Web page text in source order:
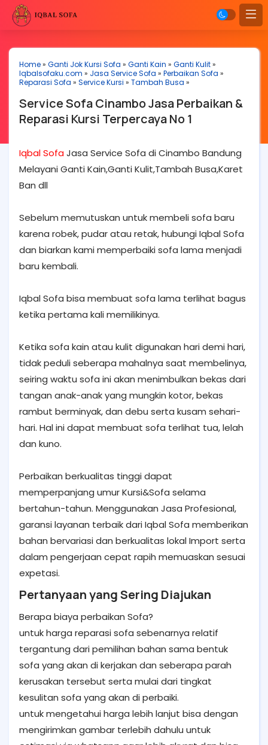
Home» Ganti Jok Kursi Sofa » Ganti Kain » Ganti Kulit»
Iqbalsofaku.com » Jasa Service Sofa » Perbaikan Sofa »
Reparasi Sofa » Service Kursi » Tambah Busa »
Service Sofa Cinambo Jasa Perbaikan &
Reparasi Kursi Terpercaya No 1
Iqbal SofaJasa Service Sofa di Cinambo Bandung
Melayani Ganti Kain,Ganti Kulit,Tambah Busa,Karet
Ban dll
Sebelum memutuskan untuk membeli sofa baru
karena robek, pudar atau retak, hubungi Iqbal Sofa
dan biarkan kami memperbaiki sofa lama menjadi
baru kembali.
Iqbal Sofa bisa membuat sofa lama terlihat bagus
ketika pertama kali memilikinya.
Ketika sofa kain atau kulit digunakan hari demi hari,
tidak peduli seberapa mahalnya saat membelinya,
seiring waktu sofa ini akan menimbulkan bekas dari
tangan anak-anak yang mungkin kotor, bekas
rambut berminyak, dan debu serta kusam sehari-
hari. Hal ini dapat membuat sofa terlihat tua, lelah
dan kuno.
Perbaikan berkualitas tinggi dapat
memperpanjang umur Kursi&Sofa selama
bertahun-tahun. Menggunakan Jasa Profesional,
garansi layanan terbaik dari Iqbal Sofa memberikan
bahan bervariasi dan berkualitas lokal Import serta
dalam pengerjaan cepat rapih memuaskan sesuai
expetasi.
Pertanyaan yang Sering Diajukan
Berapa biaya perbaikan Sofa?
untuk harga reparasi sofa sebenarnya relatif
tergantung dari pemilihan bahan sama bentuk
sofa yang akan di kerjakan dan seberapa parah
kerusakan tersebut serta mulai dari tingkat
kesulitan sofa yang akan di perbaiki.
untuk mengetahui harga lebih lanjut bisa dengan
mengirimkan gambar terlebih dahulu untuk